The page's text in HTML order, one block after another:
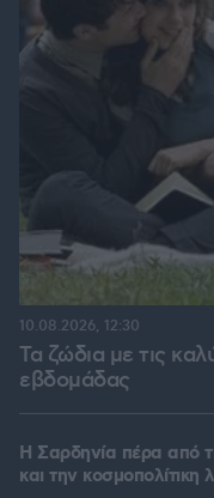
Τα ζώδια με τις
εβδομάδας
10.08.2026, 12:30
Η Σαρδηνία πέρα από
και την κοσμοπολίτικη